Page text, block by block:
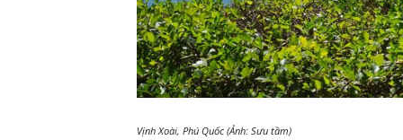
Vịnh Xoài, Phú Quốc (Ảnh: Sưu tầm)